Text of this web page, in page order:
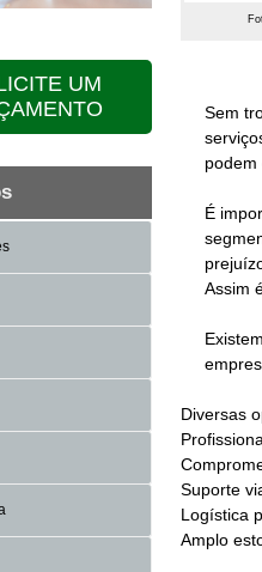
Sem
podem
É
Assim
Diversas
Suporte
Logística
Amplo
UM